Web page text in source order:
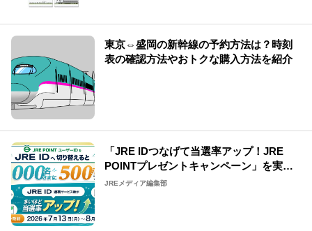
東京⇔盛岡の新幹線の予約方法は？時刻
表の確認方法やおトクな購入方法を紹介
「JRE IDつなげて当選率アップ！JRE
POINTプレゼントキャンペーン」を実施
中
JREメディア編集部